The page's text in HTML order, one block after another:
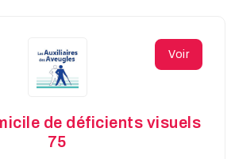
Voir
de déficients visuels
75